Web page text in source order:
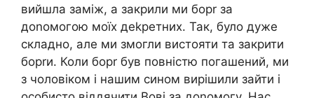
вийшла заміж, а закрили ми борr за
доnомогою моїх деkретних. Так, було дуже
складно, але ми змогли вистояти та закрити
борrи. Коли борr був повністю погашений, ми
з чоловіком і нашим сином вирішили зайти і